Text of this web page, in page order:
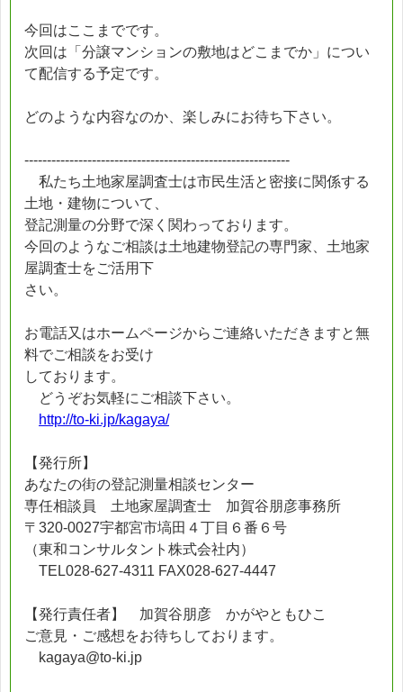
今回はここまでです。
次回は「分譲マンションの敷地はどこまでか」につい
て配信する予定です。
どのような内容なのか、楽しみにお待ち下さい。
-----------------------------------------------------------
私たち土地家屋調査士は市民生活と密接に関係する
土地・建物について、
登記測量の分野で深く関わっております。
今回のようなご相談は土地建物登記の専門家、土地家
屋調査士をご活用下
さい。
お電話又はホームページからご連絡いただきますと無
料でご相談をお受け
しております。
どうぞお気軽にご相談下さい。
http://to-ki.jp/kagaya/
【発行所】
あなたの街の登記測量相談センター
専任相談員 土地家屋調査士 加賀谷朋彦事務所
〒320-0027宇都宮市塙田４丁目６番６号
（東和コンサルタント株式会社内）
TEL028-627-4311 FAX028-627-4447
【発行責任者】 加賀谷朋彦 かがやともひこ
ご意見・ご感想をお待ちしております。
kagaya@to-ki.jp